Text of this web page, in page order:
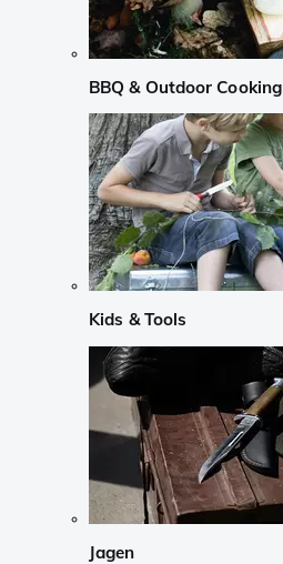
BBQ & Outdoor Cooking
Kids & Tools
Jagen